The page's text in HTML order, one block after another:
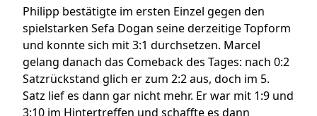
Philipp bestätigte im ersten Einzel gegen den
spielstarken Sefa Dogan seine derzeitige Topform
und konnte sich mit 3:1 durchsetzen. Marcel
gelang danach das Comeback des Tages: nach 0:2
Satzrückstand glich er zum 2:2 aus, doch im 5.
Satz lief es dann gar nicht mehr. Er war mit 1:9 und
3:10 im Hintertreffen und schaffte es dann